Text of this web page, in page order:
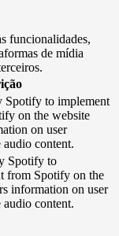
funcionalidades,
de mídia
Spotify to implement
on the website
on user
audio content.
Spotify to
from Spotify on the
information on user
audio content.